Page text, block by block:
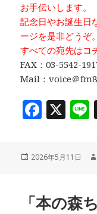
お手伝いします。
記念日やお誕生日
ージを是非どうぞ。
すべての宛先はコ
FAX：03-5542-
Mail：voice＠
F
c
e
o
X
e
投
2026年5月11日
「本の森